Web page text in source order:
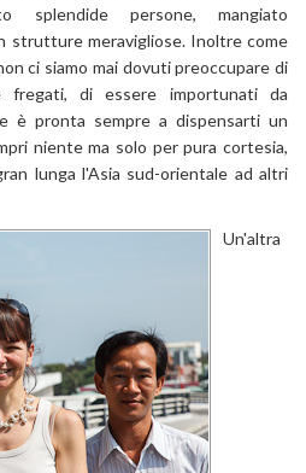
splendide persone, mangiato
strutture meravigliose. Inoltre come
ci siamo mai dovuti preoccupare di
fregati, di essere importunati da
è pronta sempre a dispensarti un
niente ma solo per pura cortesia,
lunga l'Asia sud-orientale ad altri
Un'altra